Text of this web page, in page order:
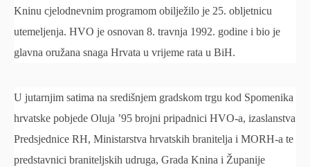
Kninu cjelodnevnim programom obilježilo je 25. obljetnicu
utemeljenja. HVO je osnovan 8. travnja 1992. godine i bio je
glavna oružana snaga Hrvata u vrijeme rata u BiH.
U jutarnjim satima na središnjem gradskom trgu kod Spomenika
hrvatske pobjede Oluja ’95 brojni pripadnici HVO-a, izaslanstva
Predsjednice RH, Ministarstva hrvatskih branitelja i MORH-a te
predstavnici braniteljskih udruga, Grada Knina i Županije